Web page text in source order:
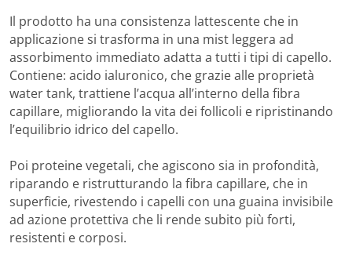
Il prodotto ha una consistenza lattescente che in
applicazione si trasforma in una mist leggera ad
assorbimento immediato adatta a tutti i tipi di capello.
Contiene: acido ialuronico, che grazie alle proprietà
water tank, trattiene l’acqua all’interno della fibra
capillare, migliorando la vita dei follicoli e ripristinando
l’equilibrio idrico del capello.
Poi proteine vegetali, che agiscono sia in profondità,
riparando e ristrutturando la fibra capillare, che in
superficie, rivestendo i capelli con una guaina invisibile
ad azione protettiva che li rende subito più forti,
resistenti e corposi.